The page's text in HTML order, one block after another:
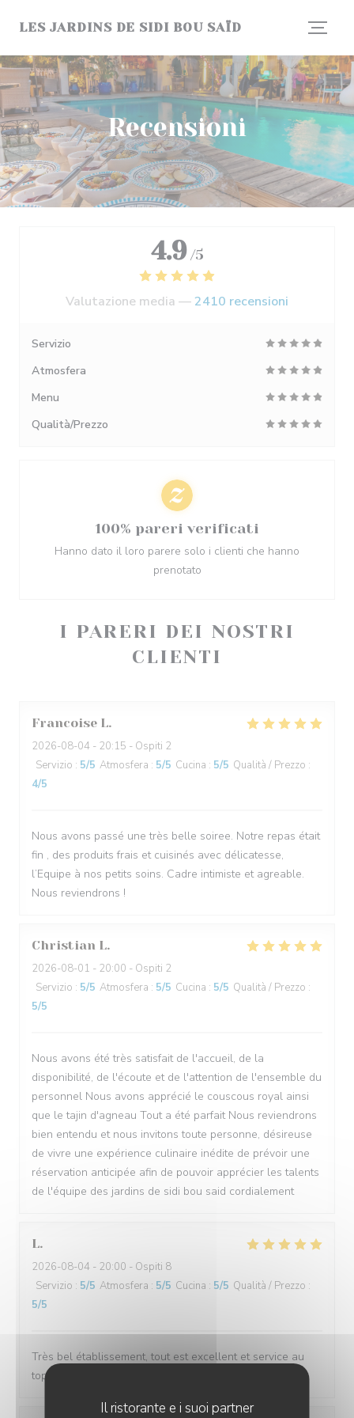
Il ristorante e i suoi partner
LES JARDINS DE SIDI BOU SAÏD
Recensioni
I PARERI DEI NOSTRI
CLIENTI
Francoise L
2026-08-04 - 20:15 - Ospiti 2
Servizio : 5/5 Atmosfera : 5/5 Cucina : 5/5 Qualità / Prezzo :
4/5
Nous avons passé une très belle soiree. Notre repas était
fin , des produits frais et cuisinés avec délicatesse,
l’Equipe à nos petits soins. Cadre intimiste et agreable.
Nous reviendrons !
Christian L
2026-08-01 - 20:00 - Ospiti 2
Servizio : 5/5 Atmosfera : 5/5 Cucina : 5/5 Qualità / Prezzo :
5/5
Nous avons été très satisfait de l'accueil, de la
disponibilité, de l'écoute et de l'attention de l'ensemble du
personnel Nous avons apprécié le couscous royal ainsi
que le tajin d'agneau Tout a été parfait Nous reviendrons
bien entendu et nous invitons toute personne, désireuse
de vivre une expérience culinaire inédite de prévoir une
réservation anticipée afin de pouvoir apprécier les talents
de l'équipe des jardins de sidi bou said cordialement
L
2026-08-04 - 20:00 - Ospiti 8
Servizio : 5/5 Atmosfera : 5/5 Cucina : 5/5 Qualità / Prezzo :
5/5
Très bel établissement, tout est excellent et service au
top.
4.9 /5
Valutazione media —2410 recensioni
Servizio
Atmosfera
Menu
Qualità/Prezzo
100% pareri verificati
Hanno dato il loro parere solo i clienti che hanno
prenotato